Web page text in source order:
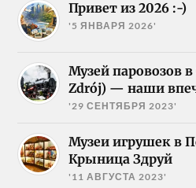
Привет из 2026 :-)
'5 ЯНВАРЯ 2026'
Музей паровозов
Zdrój) — наши
'29 СЕНТЯБРЯ 2023'
Музеи игрушек в
Крыница Здруй
'11 АВГУСТА 2023'